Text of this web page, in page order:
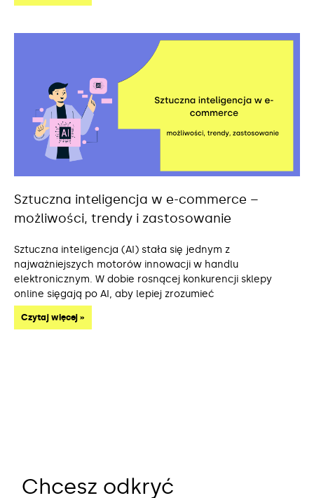
Sztuczna inteligencja w e-commerce –
możliwości, trendy i zastosowanie
Sztuczna inteligencja (AI) stała się jednym z
najważniejszych motorów innowacji w handlu
elektronicznym. W dobie rosnącej konkurencji sklepy
online sięgają po AI, aby lepiej zrozumieć
Czytaj więcej »
Chcesz odkryć